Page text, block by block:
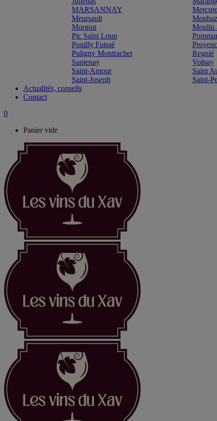
MARSANNAY
Meursault
Morgon
Moulin
Pic Saint Loup
Pouilly Fuissé
Puligny Montrachet
Regnié
Santenay
Volnay
Saint-Amour
Saint
Saint-Joseph
Saint-
Actualités, conseils
Contact
0
Panier vide